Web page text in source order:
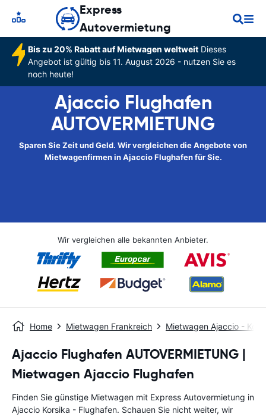
Express
Autovermietung
Bis zu 20% Rabatt auf Mietwagen weltweitDieses
Angebot ist gültig bis 11. August 2026 - nutzen Sie es
noch heute!
Ajaccio Flughafen
AUTOVERMIETUNG
Sparen Sie Zeit und Geld. Wir vergleichen die Angebote von
Mietwagenfirmen in Ajaccio Flughafen für Sie.
Wir vergleichen alle bekannten Anbieter.
Home Mietwagen Frankreich Mietwagen Ajaccio -
Ajaccio Flughafen AUTOVERMIETUNG |
Mietwagen Ajaccio Flughafen
Finden Sie günstige Mietwagen mit Express Autovermietung in
Ajaccio Korsika - Flughafen. Schauen Sie nicht weiter, wir